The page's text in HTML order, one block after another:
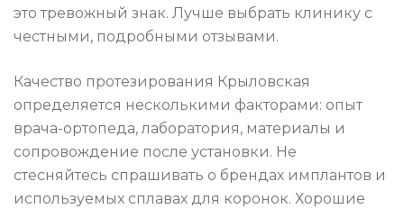
это тревожный знак. Лучше выбрать клинику с
честными, подробными отзывами.
Качество протезирования Крыловская
определяется несколькими факторами: опыт
врача-ортопеда, лаборатория, материалы и
сопровождение после установки. Не
стесняйтесь спрашивать о брендах имплантов и
используемых сплавах для коронок. Хорошие